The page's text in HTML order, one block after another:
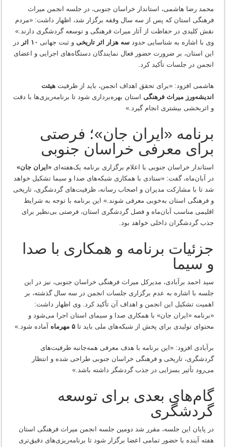
محمد رضا هاشمی، استاندار خراسان جنوبی، در جلسه انجمن میراث
فرهنگی استان که پس از سه سال وقفه برگزار شد، اظهار داشت: «مردم
نقش کلیدی در حفاظت از آثار میراث فرهنگی و توسعه گردشگری دارند.»
وی با اشاره به شناسایی حدودسه هزار اثر تاریخی و ثبت جهانی ۱۰ اثر
در
این استان، بر ضرورت حضور فعال نمایندگان دستگاه‌های اجرایی و اعضای
انجمن در جلسات تأکید کرد.
هاشمی افزود: «برای تحقق اهداف انجمن، باید از ظرفیتهیئت
اندیشه‌ورز میراث فرهنگی استان بهره‌برداری شود تا برنامه‌ریزی‌ها با دقت
و اثربخشی بیشتری انجام گیرد.»
برنامه «ایران جان»؛ فرصتی
برای معرفی خراسان جنوبی
استاندار خراسان جنوبی با اعلام برگزاری برنامه یک‌هفته‌ای«ایران جان»
در آبان‌ماه، گفت: «ستادی با همکاری شبکه‌های صدا و سیما تشکیل خواهد
شد تا با مشارکت مدیران و اصحاب رسانه، ظرفیت‌های گردشگری، تاریخی
و فرهنگی استان به‌خوبی معرفی شوند.» این برنامه با توجه به شرایط
اقلیمی مناسب آبان‌ماه و فصل گردشگری استان، فرصتی بی‌نظیر برای
جذب گردشگران داخلی خواهد بود.
جزئیات برنامه و همکاری با صدا
و سیما
سید احمد برآبادی، مدیرکل میراث فرهنگی خراسان جنوبی، نیز در این
جلسه با اشاره به عدم برگزاری جلسات انجمن در سه سال گذشته، بر
اهمیت تشکیل این انجمن و اهداف آن تأکید کرد. وی اظهار داشت:
«برنامه «ایران جان» با همکاری صدا و سیمای استان اجرا می‌شود و
محتوای تولیدی برای پخش از شبکه‌های ملی باید تا۵ مهرماه آماده شود.»
برآبادی افزود: «این برنامه با هدف معرفی همه‌جانبه ظرفیت‌های
گردشگری، تاریخی و فرهنگی خراسان جنوبی طراحی شده و انتظار
می‌رود تأثیر بسزایی در جذب گردشگر داشته باشد.»
گام‌های بعدی برای توسعه
گردشگری
در پایان این جلسه، مقرر شد دومین جلسه انجمن میراث فرهنگی استان
هفته آینده با حضور تمامی اعضا برگزار شود تا برنامه‌ریزی‌های دقیق‌تری